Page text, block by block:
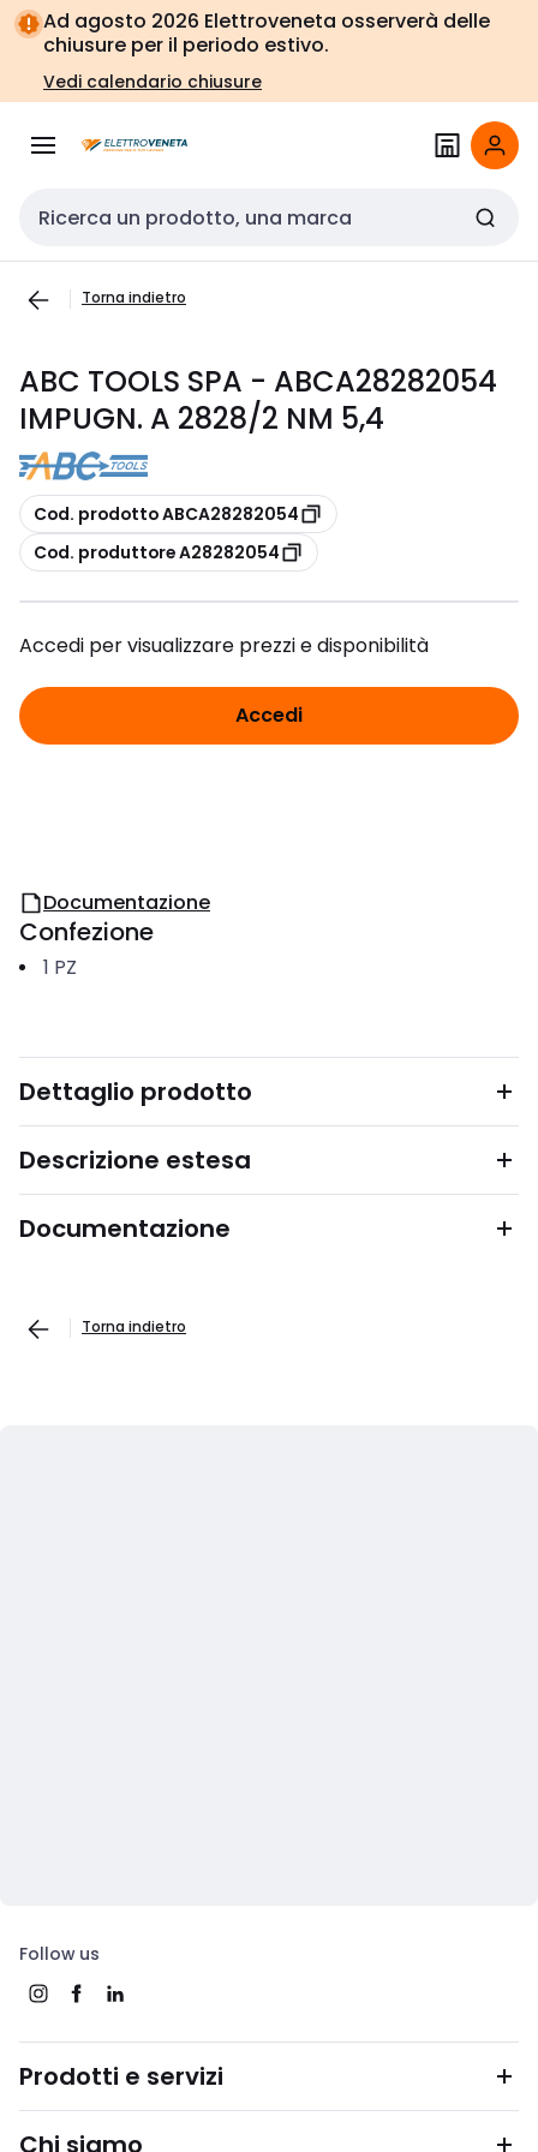
Vai alla
navigazione
Vai
alla
pagina
Ad agosto 2026 Elettroveneta osserverà delle
chiusure per il periodo estivo.
Vedi calendario chiusure
Cerca input
Torna indietro
ABC TOOLS SPA - ABCA28282054
IMPUGN. A 2828/2 NM 5,4
copia
Cod. prodotto ABCA28282054
copia
Cod. produttore A28282054
Accedi per visualizzare prezzi e disponibilità
Accedi
Documentazione
Confezione
1 PZ
Dettaglio prodotto
Descrizione estesa
Documentazione
Torna indietro
Follow us
Prodotti e servizi
Chi siamo